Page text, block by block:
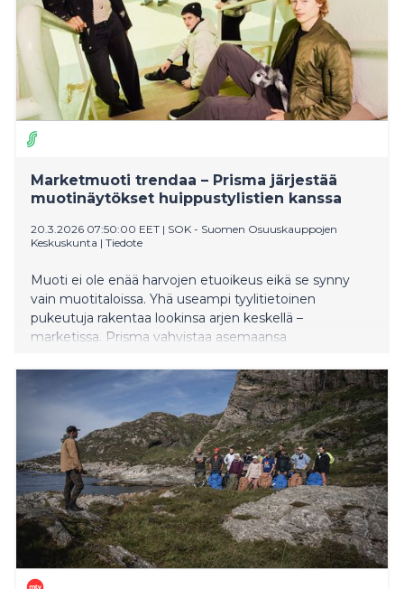
Marketmuoti trendaa – Prisma järjestää
muotinäytökset huippustylistien kanssa
20.3.2026 07:50:00 EET | SOK - Suomen Osuuskauppojen
Keskuskunta | Tiedote
Muoti ei ole enää harvojen etuoikeus eikä se synny
vain muotitaloissa. Yhä useampi tyylitietoinen
pukeutuja rakentaa lookinsa arjen keskellä –
marketissa. Prisma vahvistaa asemaansa
järjestämällä muotinäytökset kauppakeskuksissa
yhdessä huippustylistien kanssa.